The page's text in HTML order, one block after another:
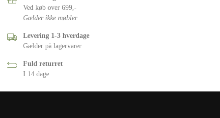
Ved køb over 699,-
Gælder ikke møbler
Levering 1-3 hverdage
Gælder på lagervarer
Fuld returret
I 14 dage